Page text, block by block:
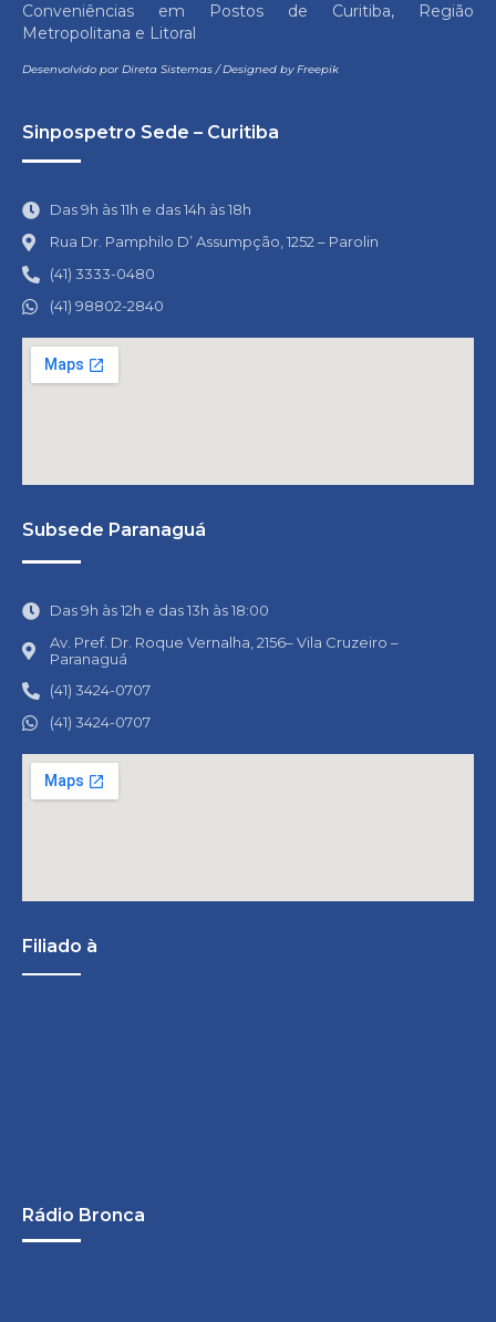
Conveniências em Postos de Curitiba, Região
Metropolitana e Litoral
Desenvolvido por Direta Sistemas/Designed by Freepik
Sinpospetro Sede – Curitiba
Das 9h às 11h e das 14h às 18h
Rua Dr. Pamphilo D’ Assumpção, 1252 – Parolin
(41) 3333-0480
(41) 98802-2840
Subsede Paranaguá
Das 9h às 12h e das 13h às 18:00
Av. Pref. Dr. Roque Vernalha, 2156– Vila Cruzeiro –
Paranaguá
(41) 3424-0707
(41) 3424-0707
Filiado à
Rádio Bronca